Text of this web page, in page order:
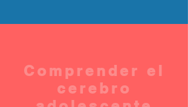
Comprender el
cerebro